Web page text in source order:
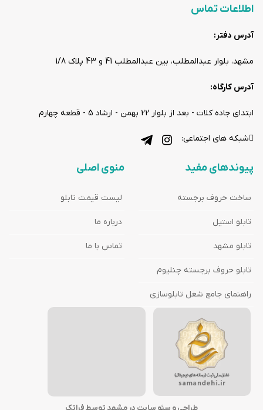
اطلاعات تماس
آدرس دفتر:
مشهد، بلوار عبدالمطلب، بین عبدالمطلب 41 و 43 پلاک 1/8
آدرس کارگاه:
ابتدای جاده کلات - بعد از بلوار 22 بهمن - ارشاد 5 - قطعه چهارم
شبکه های اجتماعی:
پیوندهای مفید
ساخت حروف برجسته
تابلو استیل
تابلو مشهد
تابلو حروف برجسته چنلیوم
راهنمای جامع شغل تابلوسازی
منوی اصلی
لیست قیمت تابلو
درباره ما
تماس با ما
طراحی و سئو سایت در مشهد توسط فراتک